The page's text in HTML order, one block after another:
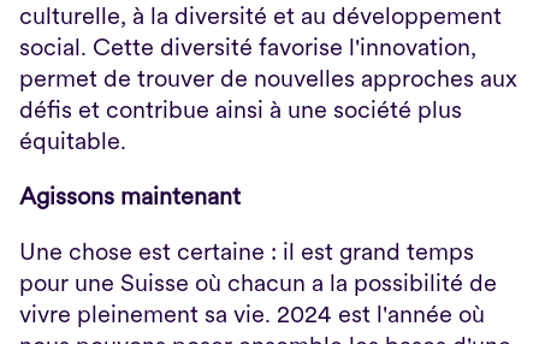
culturelle, à la diversité et au développement
social. Cette diversité favorise l'innovation,
permet de trouver de nouvelles approches aux
défis et contribue ainsi à une société plus
équitable.
Agissons maintenant
Une chose est certaine : il est grand temps
pour une Suisse où chacun a la possibilité de
vivre pleinement sa vie. 2024 est l'année où